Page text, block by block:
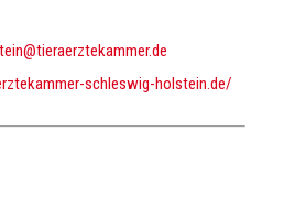
ed.remmaketzreareit
schleswig-holstein.de/